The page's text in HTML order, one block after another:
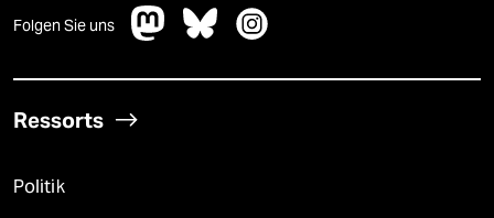
Folgen Sie uns
Ressorts
Politik